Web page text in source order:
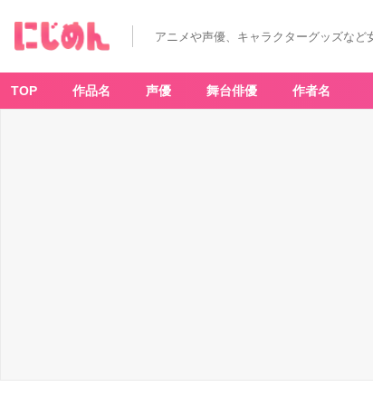
アニメや声優、キャラクターグッズなど
TOP 作品名 声優 舞台俳優 作者名